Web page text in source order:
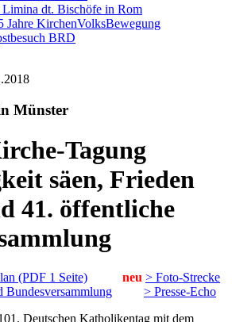
dt. Bischöfe in Rom
Jahre KirchenVolksBewegung
BRD
Münster
Tagung
säen, Frieden
41. öffentliche
(PDF 1 Seite) neu > Foto-Strecke
Bundesversammlung
> Presse-Echo
Deutschen Katholikentag mit dem